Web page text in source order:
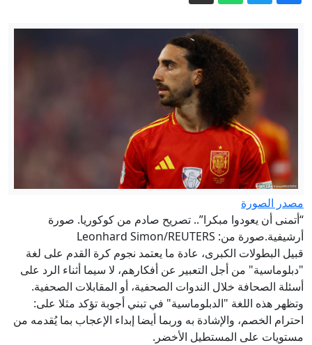
غارات إسرائيلية على جنوب لبنان
فوضى باسم الأمن.. البصمة البيومترية
تشل مطارات أوروبا
"نيويورك تايمز": الاستخبارات المركزية
الأمريكية تنشئ فرقة سرية لـ"نخر" كوبا
جنوب لبنان
البنك المركزي الأوكراني يكشف عن رقم
تمويل خارجي ضخم تلقته كييف منذ 2022
فيديو ردة فعل ترامب لطفل ركض على
المنصة وما قاله عن بايدن يلقى رواجا
مصدر الصورة
“أتمنى أن يعودوا مبكرا”.. تصريح صادم من كوكوريا. صورة
أرشيفية.صورة من: Leonhard Simon/REUTERS
قبيل البطولات الكبرى، عادة ما يعتمد نجوم كرة القدم على لغة
"دبلوماسية" من أجل التعبير عن أفكارهم، لا سيما أثناء الرد على
أسئلة الصحافة خلال الندوات الصحفية، أو المقابلات الصحفية.
وتظهر هذه اللغة "الدبلوماسية" في تبني أجوبة تؤكد مثلا على:
احترام الخصم، والإشادة به وربما أيضا إبداء الإعجاب بما يُقدمه من
مستويات على المستطيل الأخضر.